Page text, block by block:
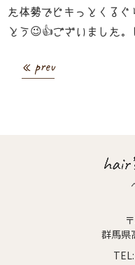
た体勢でピキっとくる
とう😉👍ございました
« prev
群馬県
TEL: